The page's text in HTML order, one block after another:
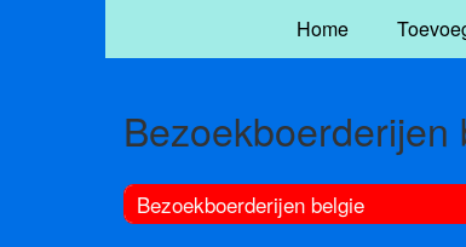
Home
Bezoekboerderijen
Bezoekboerderijen belgie